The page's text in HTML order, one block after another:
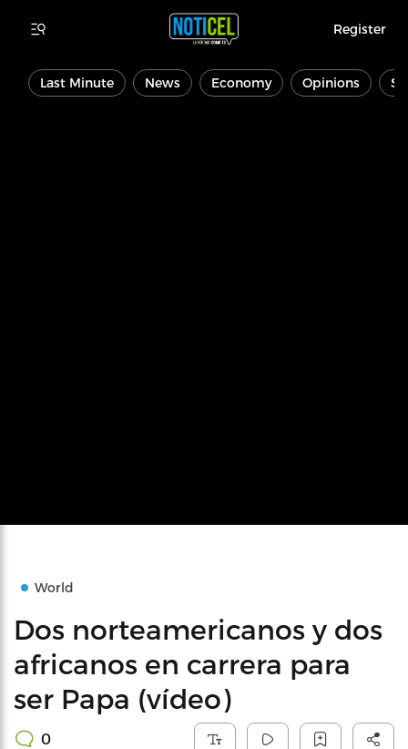
Register
Last Minute News Economy Opinions
World
Dos norteamericanos y dos
africanos en carrera para
ser Papa (vídeo)
0